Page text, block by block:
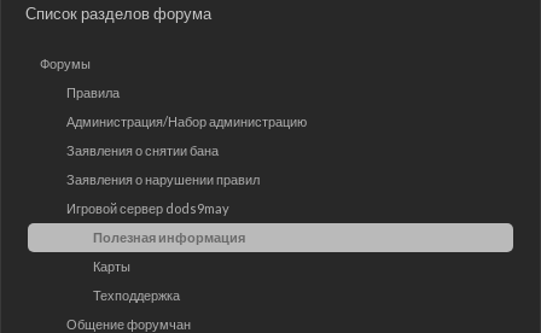
Список разделов форума
Форумы
Правила
Администрация/Набор администрацию
Заявления о снятии бана
Заявления о нарушении правил
Игровой сервер dods9may
Полезная информация
Карты
Техподдержка
Общение форумчан